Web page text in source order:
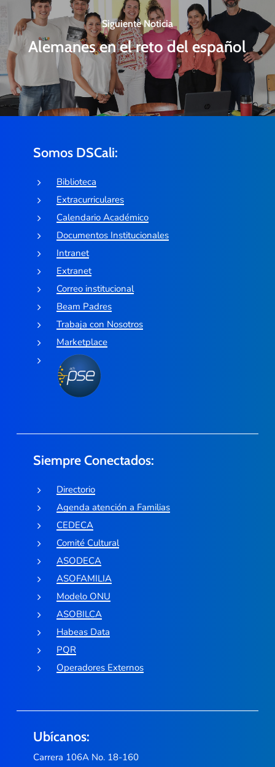
Siguiente Noticia
Alemanes en el reto del español
Somos DSCali:
Biblioteca
Extracurriculares
Calendario Académico
Documentos Institucionales
Intranet
Extranet
Correo institucional
Beam Padres
Trabaja con Nosotros
Marketplace
Siempre Conectados:
Directorio
Agenda atención a Familias
CEDECA
Comité Cultural
ASODECA
ASOFAMILIA
Modelo ONU
ASOBILCA
Habeas Data
PQR
Operadores Externos
Ubícanos:
Carrera 106A No. 18-160